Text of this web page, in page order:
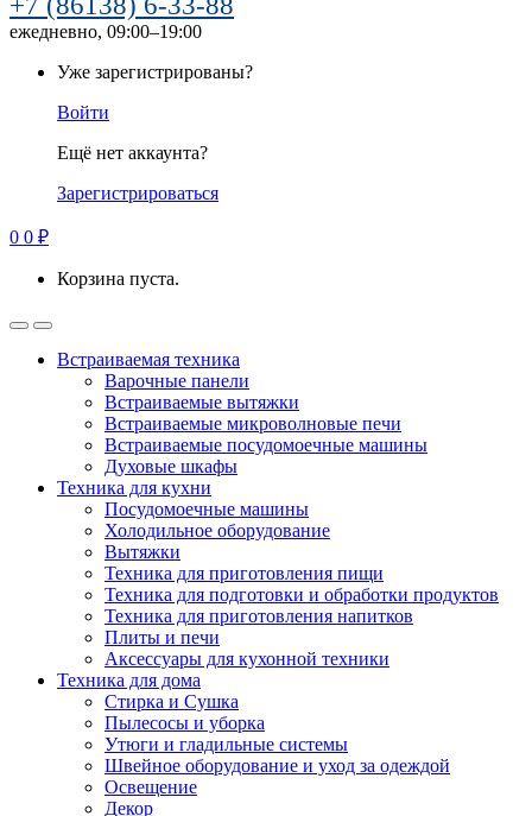
ежедневно, 09:00–19:00
Уже зарегистрированы?
Войти
Ещё нет аккаунта?
Зарегистрироваться
0 0 ₽
Корзина пуста.
Встраиваемая техника
Варочные панели
Встраиваемые вытяжки
Встраиваемые микроволновые печи
Встраиваемые посудомоечные машины
Духовые шкафы
Техника для кухни
Посудомоечные машины
Холодильное оборудование
Вытяжки
Техника для приготовления пищи
Техника для подготовки и обработки продуктов
Техника для приготовления напитков
Плиты и печи
Аксессуары для кухонной техники
Техника для дома
Стирка и Сушка
Пылесосы и уборка
Утюги и гладильные системы
Швейное оборудование и уход за одеждой
Освещение
Декор